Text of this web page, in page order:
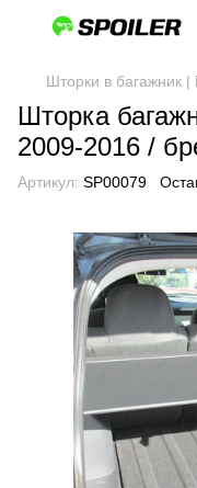
Шторки в багажник |
Шторка
2009-2016 /
Артикул: SP00079